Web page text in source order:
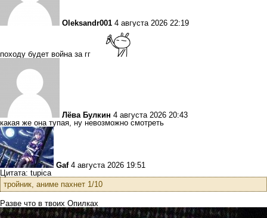
Oleksandr001 4 августа 2026 22:19
походу будет война за гг
Лёва Булкин 4 августа 2026 20:43
какая же она тупая, ну невозможно смотреть
Gaf 4 августа 2026 19:51
Цитата: tupica
тройник, аниме пахнет 1/10
Разве что в твоих Опилках